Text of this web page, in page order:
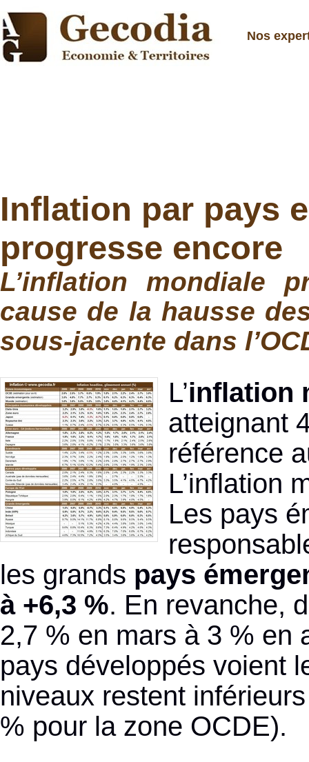
Nos
Inflation par pays
progresse encore
L’inflation mondiale
cause de la hausse
sous-jacente dans
L’inflation
atteignant
référence
L’inflation
Les pays
les grands pays
à +6,3 %. En revanche,
2,7 % en mars à 3 % en
pays développés voient
niveaux restent
% pour la zone OCDE).